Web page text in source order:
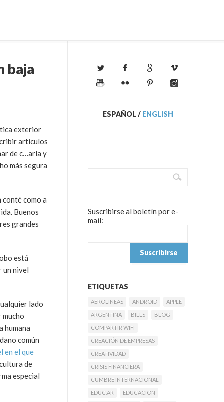
baja
exterior
artículos
de c…arla y
más segura
conté como a
Buenos
grandes
está
un nivel
lado
mucho
humana
común
en el que
de
especial
ESPAÑOL / ENGLISH
Suscribirse al boletín por e-
mail:
ETIQUETAS
AEROLINEAS ANDROID
APPLE
ARGENTINA
BILLS
BLOG
COMPARTIR WIFI
CREACIÓN DE EMPRESAS
CREATIVIDAD
CRISIS FINANCIERA
CUMBRE INTERNACIONAL
EDUC.AR
EDUCACION